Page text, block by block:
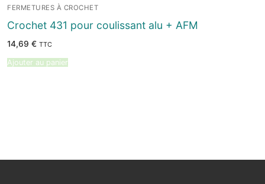
FERMETURES À CROCHET
Crochet 431 pour coulissant alu + AFM
14,69 € TTC
Ajouter au panier